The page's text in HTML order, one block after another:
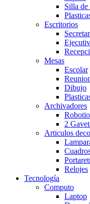
Silla de
Escritorios
Mesas
Escolar
Dibujo
Archivadores
Robotio
2
Articulos
Relojes
Tecnología
Computo
Laptop